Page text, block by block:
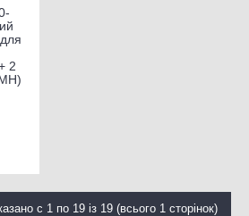
2
с 1 по 19 із 19 (всього 1 сторінок)